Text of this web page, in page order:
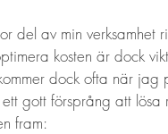
del av min
kosten är dock
dock ofta när jag
gott försprång att lösa
fram: